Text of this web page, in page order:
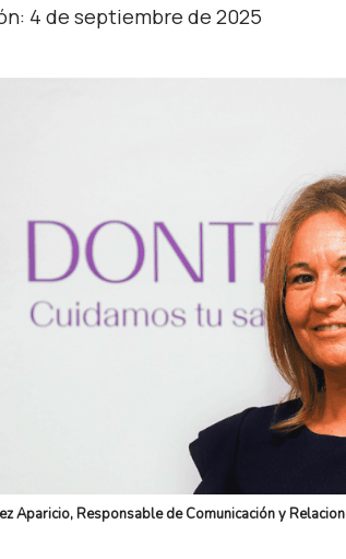
4 de septiembre de 2025
Aparicio, Responsable de Comunicación y